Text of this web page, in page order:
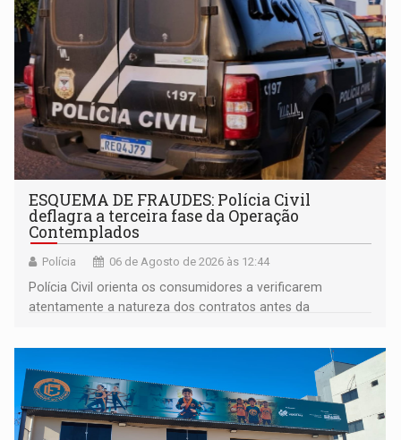
ESQUEMA DE FRAUDES: Polícia Civil
deflagra a terceira fase da Operação
Contemplados
Polícia 06 de Agosto de 2026 às 12:44
Polícia Civil orienta os consumidores a verificarem
atentamente a natureza dos contratos antes da